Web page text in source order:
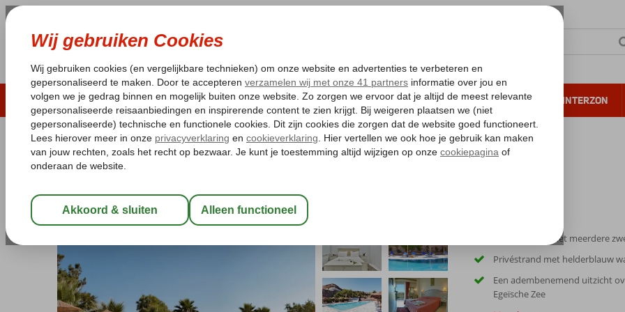
LAST MINUTE ZOMER 2026 ZONVAKANTIE VERRE REIZEN ALL INCLUSIVE WINTERZON
Pakketgarantie Laagsteprijsgarantie* Gratis annuleren*
Home
Griekenland Lesbos
Viva Mare
Logies en ontbijt- Hotel
Gezellig hotel met meerdere
Privéstrand met helderblauw
Een adembenemend uitzicht
Egeïsche Zee